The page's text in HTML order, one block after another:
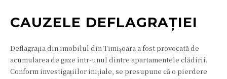
CAUZELE DEFLAGRAȚIEI
Deflagrația din imobilul din Timișoara a fost provocată de
acumularea de gaze într-unul dintre apartamentele clădirii.
Conform investigațiilor inițiale, se presupune că o pierdere